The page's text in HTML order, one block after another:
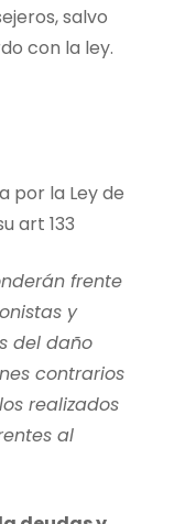
salvo
con la ley.
por la Ley de
art 133
frente
y
del daño
contrarios
realizados
al